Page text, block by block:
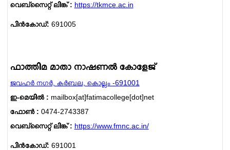
വെബ്സൈറ്റ് ലിങ്ക് : https://tkmce.ac.in
പിൻകോഡ്: 691005
ഫാത്തിമ മാതാ നാഷണല്‍ കോളേജ്
ജവഹര്‍ നഗര്‍, കര്‍ബല, കൊല്ലം -691001
ഇ-മെയില്‍ : mailbox[at]fatimacollege[dot]net
ഫോണ്‍ : 0474-2743387
വെബ്സൈറ്റ് ലിങ്ക് : https://www.fmnc.ac.in/
പിൻകോഡ്: 691001